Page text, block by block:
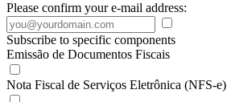
Please confirm your e-mail address:
Subscribe to specific components
Emissão de Documentos Fiscais
Nota Fiscal de Serviços Eletrônica (NFS-e)